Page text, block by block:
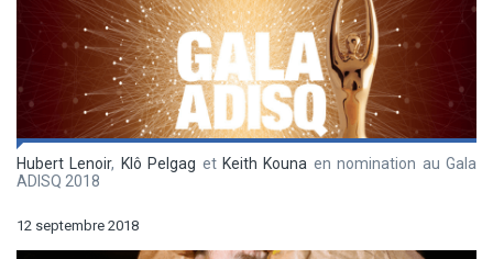
Hubert Lenoir, Klô Pelgag et Keith Kouna en nomination au Gala
ADISQ 2018
12 septembre 2018